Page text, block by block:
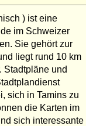
) ist eine
im Schweizer
Sie gehört zur
liegt rund 10 km
Stadtpläne und
sich in Tamins zu
die Karten im
sich interessante